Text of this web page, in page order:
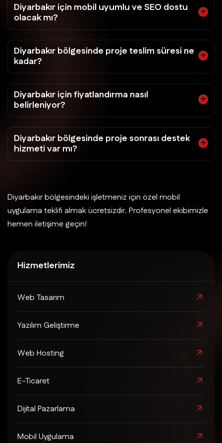
Diyarbakır için mobil uyumlu ve SEO dostu
olacak mı?
Diyarbakır bölgesinde proje teslim süresi ne
kadar?
Diyarbakır için fiyatlandırma nasıl
belirleniyor?
Diyarbakır bölgesinde proje sonrası destek
hizmeti var mı?
Diyarbakır bölgesindeki işletmeniz için özel mobil
uygulama teklifi almak ücretsizdir. Profesyonel ekibimizle
hemen iletişime geçin!
Hizmetlerimiz
Web Tasarım
Yazılım Geliştirme
Web Hosting
E-Ticaret
Dijital Pazarlama
Mobil Uygulama